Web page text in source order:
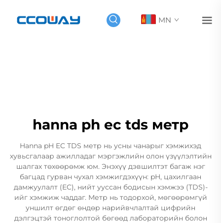
MN
hanna ph ec tds метр
Hanna pH EC TDS метр нь усны чанарыг хэмжихэд
хувьсгалаар ажилладаг мэргэжлийн олон үзүүлэлтийн
шалгах төхөөрөмж юм. Энэхүү дэвшилтэт багаж нэг
багцад гурван чухал хэмжигдэхүүн: pH, цахилгаан
дамжуулалт (EC), нийт ууссан бодисын хэмжээ (TDS)-
ийг хэмжиж чаддаг. Метр нь тодорхой, мөгөөрөмгүй
уншилт өгдөг өндөр нарийвчлалтай цифрийн
дэлгэцтэй тоноглолтой бөгөөд лабораторийн болон